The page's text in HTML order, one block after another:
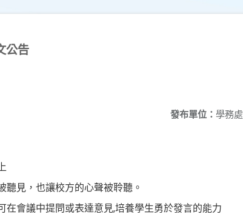
公告
發布單位： 學務處
見，也讓校方的心聲被聆聽。
會議中提問或表達意見,培養學生勇於發言的能力